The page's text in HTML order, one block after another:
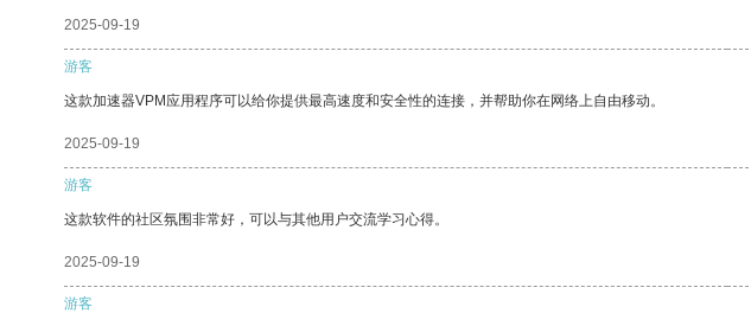
2025-09-19
游客
这款加速器VPM应用程序可以给你提供最高速度和安全性的连接，并帮助你在网络上自由移动。
2025-09-19
游客
这款软件的社区氛围非常好，可以与其他用户交流学习心得。
2025-09-19
游客